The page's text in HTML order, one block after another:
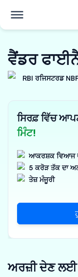
ਵੈਂਡਰ
RBI ਰਜਿਸਟਰਡ
ਸਿਰਫ਼ ਵਿੱਚ
ਮਿੰਟ!
ਆਕਰਸ਼ਕ ਵਿਆਜ
5 ਕਰੋੜ ਤੱਕ ਦਾ
ਤੇਜ਼ ਮੰਜੂਰੀ
ਅਰਜ਼ੀ ਦੇਣ ਲਈ